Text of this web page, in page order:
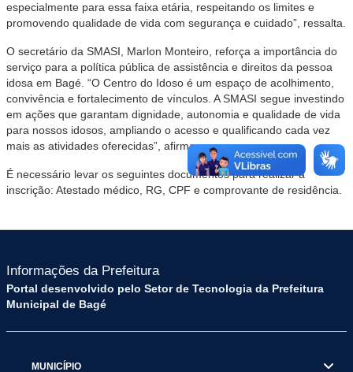
especialmente para essa faixa etária, respeitando os limites e
promovendo qualidade de vida com segurança e cuidado”, ressalta.
O secretário da SMASI, Marlon Monteiro, reforça a importância do
serviço para a política pública de assistência e direitos da pessoa
idosa em Bagé. “O Centro do Idoso é um espaço de acolhimento,
convivência e fortalecimento de vínculos. A SMASI segue investindo
em ações que garantam dignidade, autonomia e qualidade de vida
para nossos idosos, ampliando o acesso e qualificando cada vez
mais as atividades oferecidas”, afirma.
É necessário levar os seguintes documentos para realizar a
inscrição: Atestado médico, RG, CPF e comprovante de residência.
Informações da Prefeitura
Portal desenvolvido pelo Setor de Tecnologia da Prefeitura
Municipal de Bagé
MUNICÍPIO